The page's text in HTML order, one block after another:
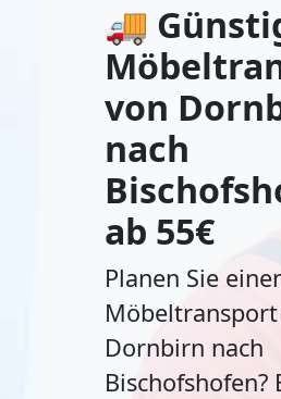
🚚
von
nach
ab 55€
Planen Sie
Dornbirn nach
Bischofshofen?